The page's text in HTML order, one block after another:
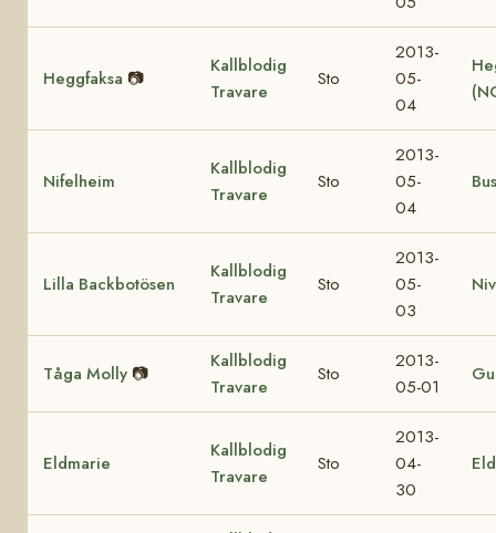
Heggfaksa 📷
Kallblodig
Travare
Sto
2013-
05-
04
Nifelheim
Kallblodig
Travare
Sto
2013-
05-
04
Lilla Backbotösen
Kallblodig
Travare
Sto
2013-
05-
03
Tåga Molly 📷
Kallblodig
Travare
Sto
2013-
05-01
Eldmarie
Kallblodig
Travare
Sto
2013-
04-
30